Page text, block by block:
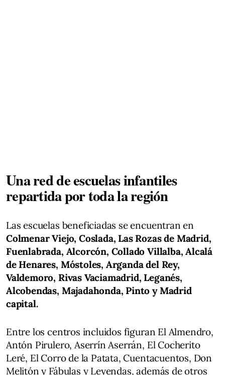
Una red de escuelas infantiles
repartida por toda la región
Las escuelas beneficiadas se encuentran en
Colmenar Viejo, Coslada, Las Rozas de Madrid,
Fuenlabrada, Alcorcón, Collado Villalba, Alcalá
de Henares, Móstoles, Arganda del Rey,
Valdemoro, Rivas Vaciamadrid, Leganés,
Alcobendas, Majadahonda, Pinto y Madrid
capital.
Entre los centros incluidos figuran El Almendro,
Antón Pirulero, Aserrín Aserrán, El Cocherito
Leré, El Corro de la Patata, Cuentacuentos, Don
Melitón y Fábulas y Leyendas, además de otros